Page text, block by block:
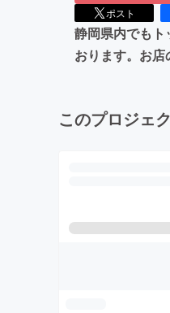
ポスト
静岡県内でも
おります。お
このプロジェ